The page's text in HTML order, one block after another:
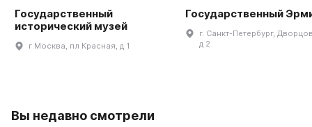
Государственный
исторический музей
г Москва, пл Красная, д 1
Государственный
г. Санкт-Петербург,
д 2
Вы недавно смотрели